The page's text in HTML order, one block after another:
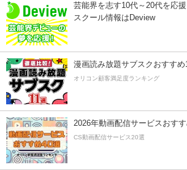
芸能界を志す10代～20代を応
スクール情報はDeview
漫画読み放題サブスクおすすめ
オリコン顧客満足度ランキング
2026年動画配信サービスおすす
CS動画配信サービス20選